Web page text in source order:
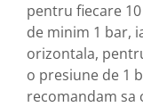
pentru fiecare
de minim 1 bar,
orizontala,
o presiune de 1
recomandam